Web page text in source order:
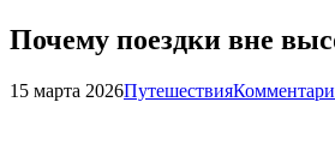
Почему поездки вне
15 марта 2026Путешествия